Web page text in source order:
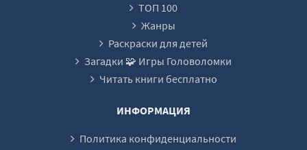
ТОП 100
Жанры
Раскраски для детей
Загадки 🧩 Игры Головоломки
Читать книги бесплатно
ИНФОРМАЦИЯ
Политика конфиденциальности